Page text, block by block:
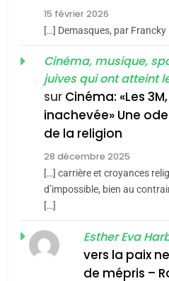
«Tu
ISRAÉL
ISRAÉL
15 février 2026
[…] Demasques, par
Cinéma, musique,
juives qui ont atteint
sur Cinéma: «Les
inachevée» Une
de la religion
28 décembre 2025
[…] carrière et croyances
d’impossible, bien au
[…]
Esther Eva
vers la paix
de mépris –
FIÈRE,
MA
Zrihen-
ISRAÉL
CE QUI
JUDAISME